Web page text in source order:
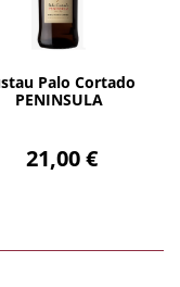
Palo Cortado
PENINSULA
21,00 €
AÑADIR